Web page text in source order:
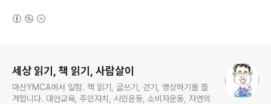
세상 읽기, 책 읽기, 사람살이
마산YMCA에서 일함. 책 읽기, 글쓰기, 걷기, 명상하기를 즐
겨합니다. 대안교육, 주민자치, 시민운동, 소비자운동, 자연의